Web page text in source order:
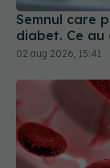
Semnul care
diabet. Ce
02 aug 2026, 15:41